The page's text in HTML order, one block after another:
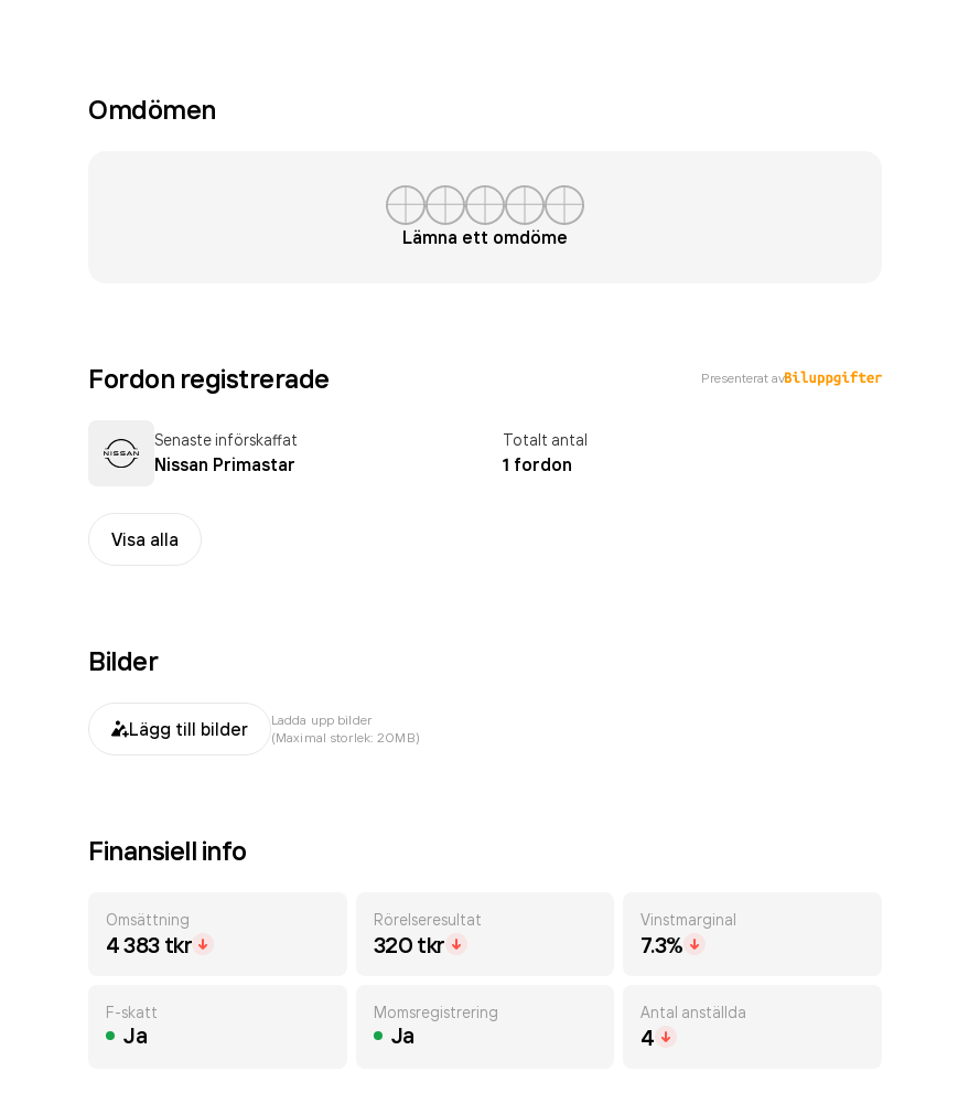
Omdömen
Lämna ett omdöme
Fordon registrerade Presenterat av
Senaste införskaffat
Nissan Primastar
Totalt antal
1 fordon
Visa alla
Bilder
Lägg till bilder
Ladda upp bilder
(Maximal storlek: 20MB)
Finansiell info
Omsättning
4 383 tkr
Rörelseresultat
320 tkr
Vinstmarginal
7.3%
F-skatt
Ja
Momsregistrering
Ja
Antal anställda
4